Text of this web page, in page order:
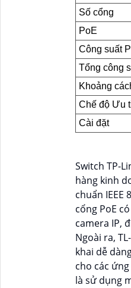
Số cổng
PoE
Công suất
Tổng công
Khoảng
Chế độ Ưu
Cài đặt
Switch TP-
hàng kinh
chuẩn
cổng PoE
camera IP,
Ngoài ra,
khai dễ
cho các
là sử dụng